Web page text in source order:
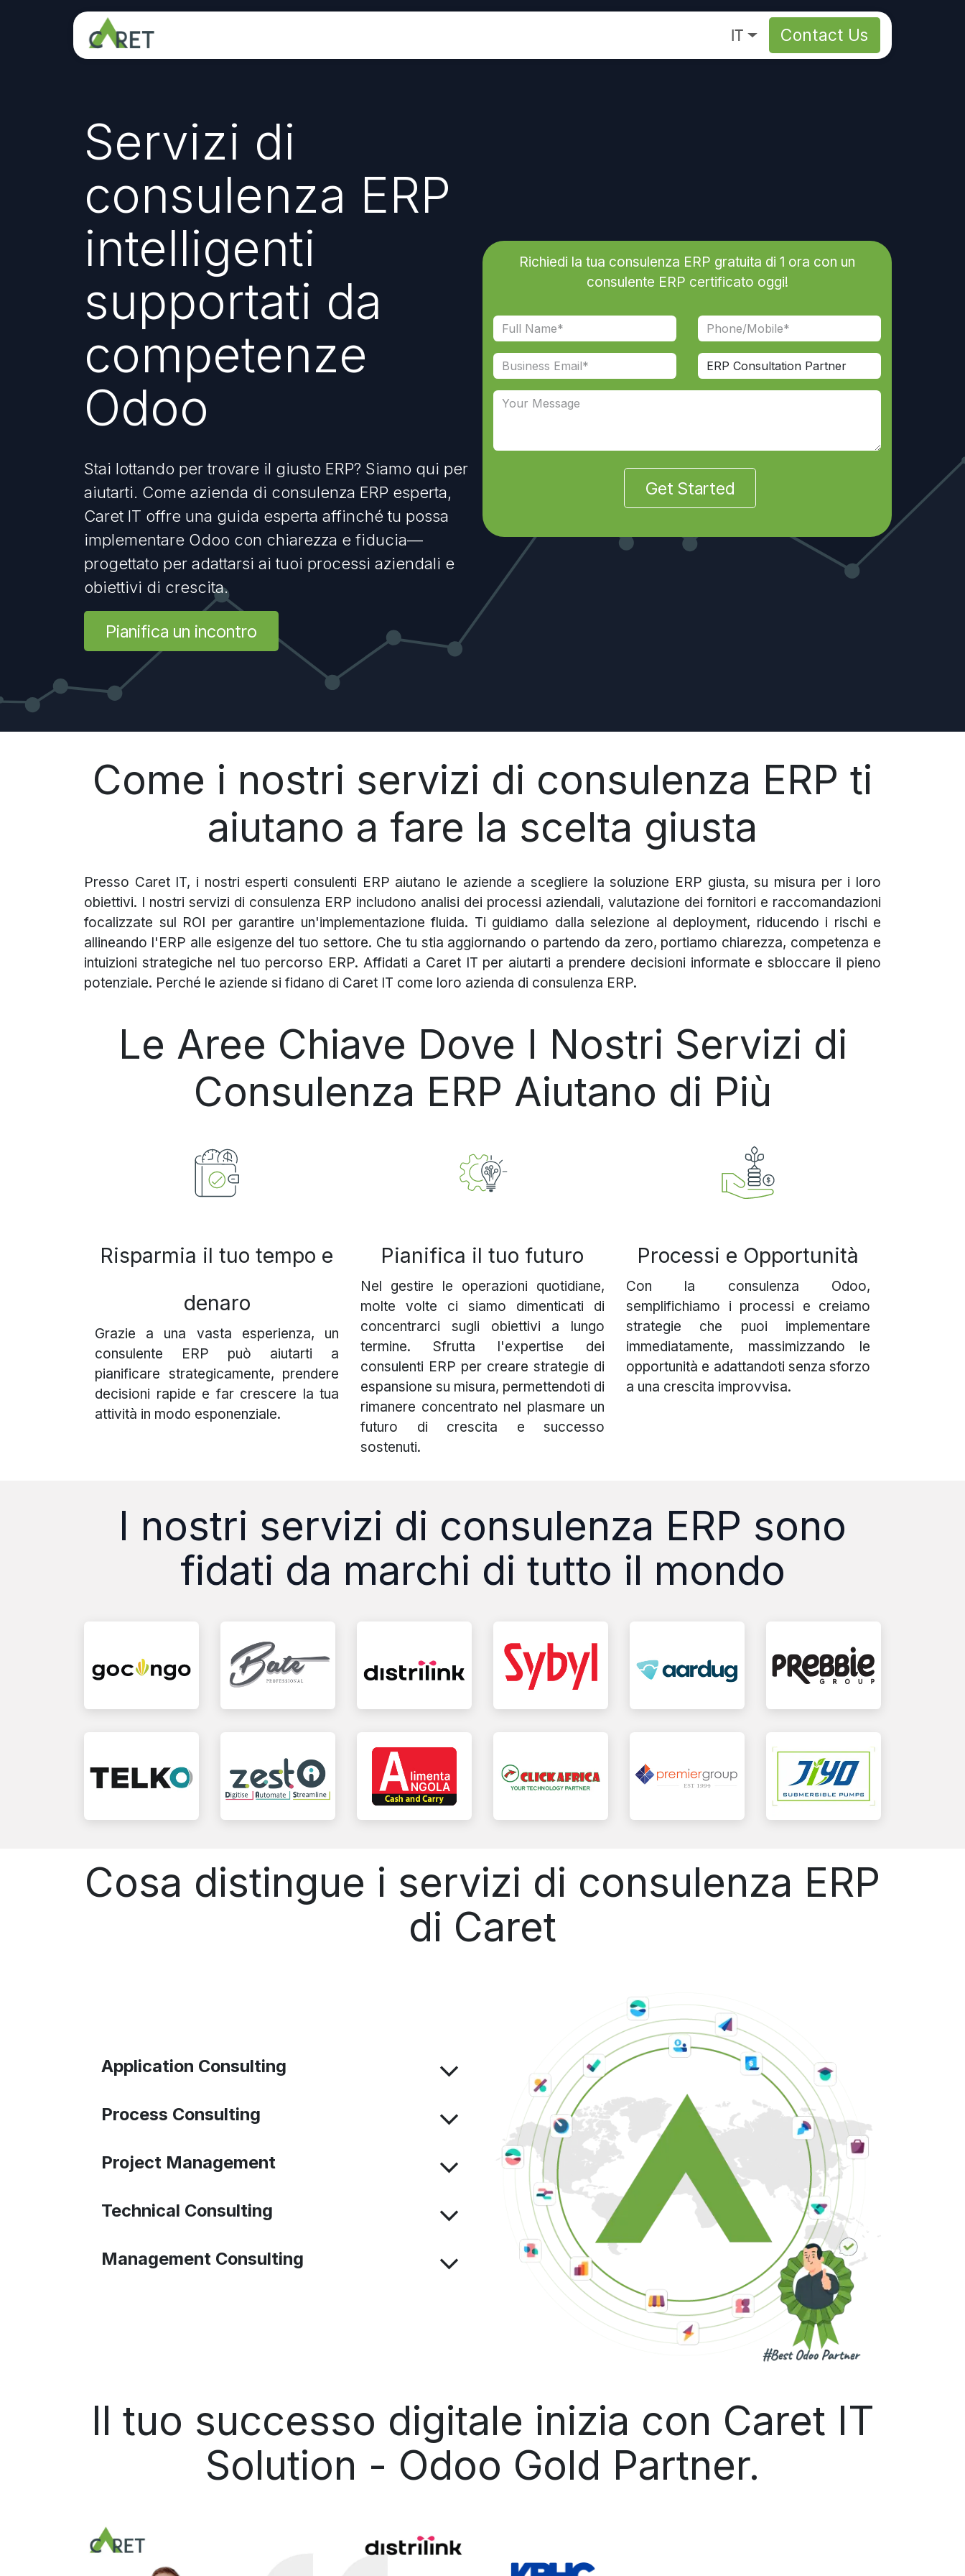
IT Contact Us
Servizi di
consulenza ERP
intelligenti
supportati da
competenze
Odoo
Stai lottando per trovare il giusto ERP? Siamo qui per
aiutarti. Come azienda di consulenza ERP esperta,
Caret IT offre una guida esperta affinché tu possa
implementare Odoo con chiarezza e fiducia—
progettato per adattarsi ai tuoi processi aziendali e
obiettivi di crescita.
Pianifica un incontro
Richiedi la tua consulenza ERP gratuita di 1 ora con un
consulente ERP certificato oggi!
Get Started
Come i nostri servizi di consulenza ERP ti
aiutano a fare la scelta giusta
Presso Caret IT, i nostri esperti consulenti ERP aiutano le aziende a scegliere la soluzione ERP giusta, su misura per i loro
obiettivi. I nostri servizi di consulenza ERP includono analisi dei processi aziendali, valutazione dei fornitori e raccomandazioni
focalizzate sul ROI per garantire un'implementazione fluida. Ti guidiamo dalla selezione al deployment, riducendo i rischi e
allineando l'ERP alle esigenze del tuo settore. Che tu stia aggiornando o partendo da zero, portiamo chiarezza, competenza e
intuizioni strategiche nel tuo percorso ERP. Affidati a Caret IT per aiutarti a prendere decisioni informate e sbloccare il pieno
potenziale. Perché le aziende si fidano di Caret IT come loro azienda di consulenza ERP.
Le Aree Chiave Dove I Nostri Servizi di
Consulenza ERP Aiutano di Più
Risparmia il tuo tempo e
denaro
Grazie a una vasta esperienza, un
consulente ERP può aiutarti a
pianificare strategicamente, prendere
decisioni rapide e far crescere la tua
attività in modo esponenziale.
Pianifica il tuo futuro
Nel gestire le operazioni quotidiane,
molte volte ci siamo dimenticati di
concentrarci sugli obiettivi a lungo
termine. Sfrutta l'expertise dei
consulenti ERP per creare strategie di
espansione su misura, permettendoti di
rimanere concentrato nel plasmare un
futuro di crescita e successo
sostenuti.
Processi e Opportunità
Con la consulenza Odoo,
semplifichiamo i processi e creiamo
strategie che puoi implementare
immediatamente, massimizzando le
opportunità e adattandoti senza sforzo
a una crescita improvvisa.
I nostri servizi di consulenza ERP sono
fidati da marchi di tutto il mondo
Cosa distingue i servizi di consulenza ERP
di Caret
Application Consulting
Process Consulting
Project Management
Technical Consulting
Management Consulting
Il tuo successo digitale inizia con Caret IT
Solution - Odoo Gold Partner.